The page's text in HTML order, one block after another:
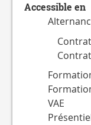
Accessible en
VAE